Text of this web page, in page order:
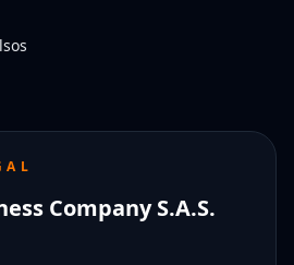
Company S.A.S.